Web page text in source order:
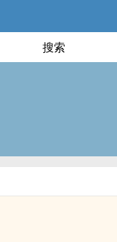
搜索